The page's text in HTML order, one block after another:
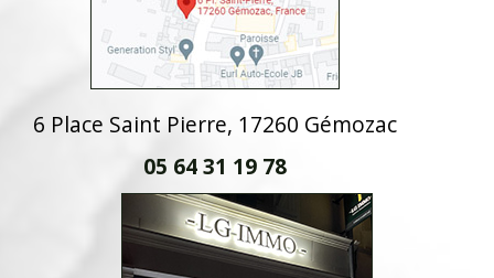
6 Place Saint Pierre, 17260 Gémozac
05 64 31 19 78